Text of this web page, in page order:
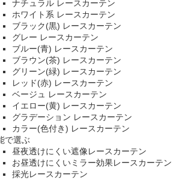
ナチュラル レースカーテン
ホワイト系 レースカーテン
ブラック(黒) レースカーテン
グレー レースカーテン
ブルー(青) レースカーテン
ブラウン(茶) レースカーテン
グリーン(緑) レースカーテン
レッド(赤) レースカーテン
ベージュ レースカーテン
イエロー(黄) レースカーテン
グラデーション レースカーテン
カラー(色付き) レースカーテン
で選ぶ
昼夜透けにくい遮像レースカーテン
お昼透けにくいミラー効果レースカーテン
採光レースカーテン